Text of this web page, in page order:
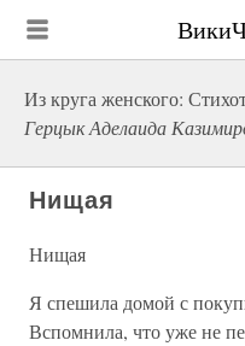
Из круга женского:
Герцык Аделаида
Нищая
Нищая
Я спешила домой с
Вспомнила, что уже не